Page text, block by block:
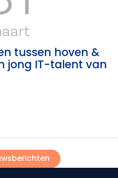
tussen hoven &
jong IT-talent van